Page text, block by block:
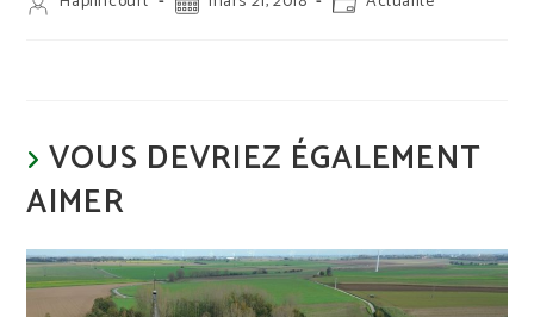
de
publiée :
VOUS DEVRIEZ ÉGALEMENT
AIMER